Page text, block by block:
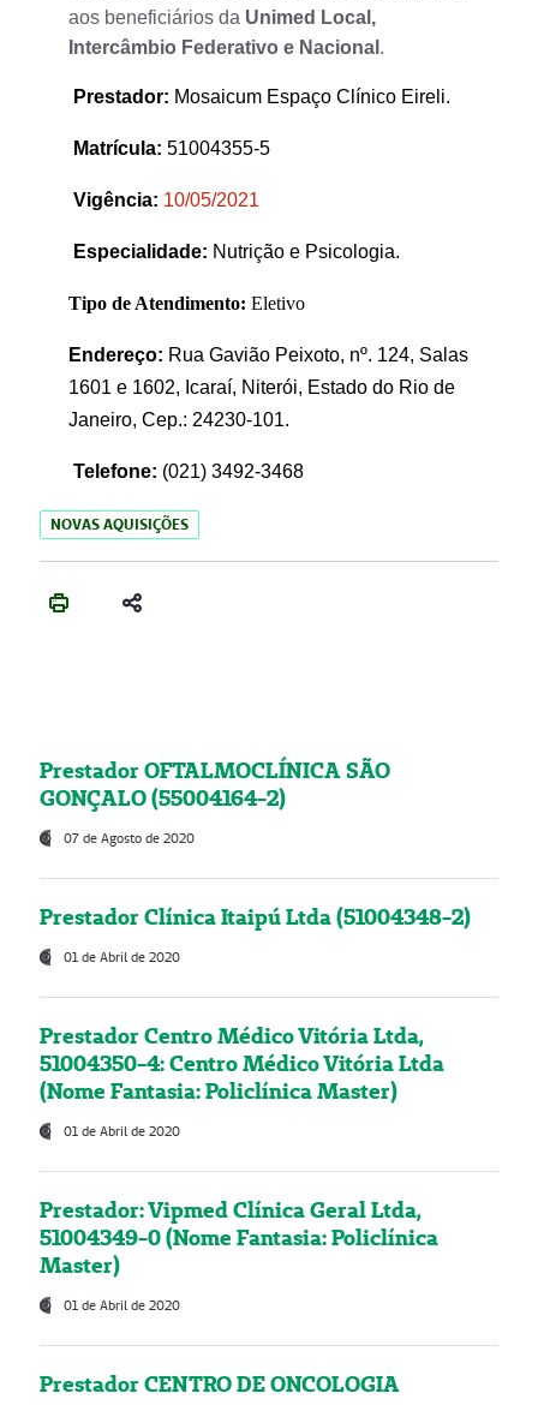
aos beneficiários da Unimed Local,
Intercâmbio Federativo e Nacional .
Prestador: Mosaicum Espaço Clínico Eireli.
Matrícula: 51004355-5
Vigência: 10/05/2021
Especialidade: Nutrição e Psicologia.
Tipo de Atendimento: Eletivo
Endereço: Rua Gavião Peixoto, nº. 124, Salas
1601 e 1602, Icaraí, Niterói, Estado do Rio de
Janeiro, Cep.: 24230-101.
Telefone: (021) 3492-3468
NOVAS AQUISIÇÕES
Prestador OFTALMOCLÍNICA SÃO
GONÇALO (55004164-2)
07 de Agosto de 2020
Prestador Clínica Itaipú Ltda (51004348-2)
01 de Abril de 2020
Prestador Centro Médico Vitória Ltda,
51004350-4: Centro Médico Vitória Ltda
(Nome Fantasia: Policlínica Master)
01 de Abril de 2020
Prestador: Vipmed Clínica Geral Ltda,
51004349-0 (Nome Fantasia: Policlínica
Master)
01 de Abril de 2020
Prestador CENTRO DE ONCOLOGIA